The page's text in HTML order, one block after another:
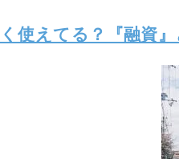
使えてる？『融資